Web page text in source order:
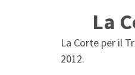
La
La Corte per il
2012.